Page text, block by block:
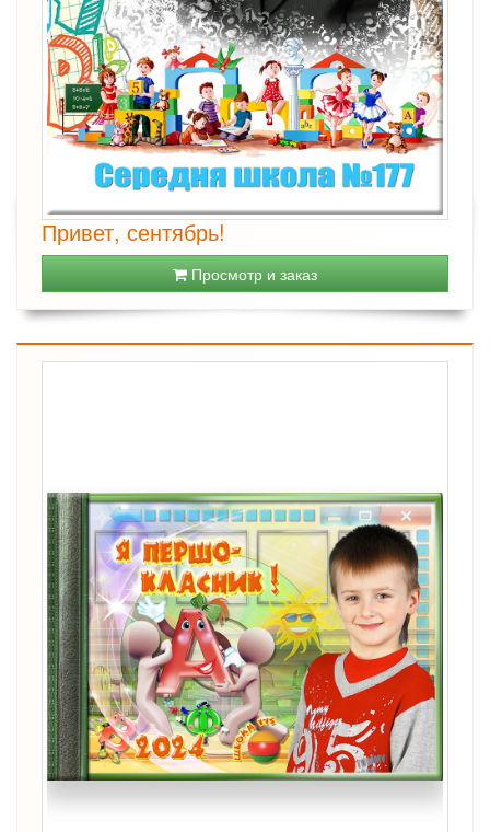
Привет, сентябрь!
Просмотр и заказ